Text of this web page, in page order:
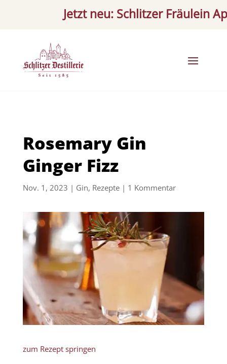
Jetzt neu: Schlitzer Fräulein
Rosemary Gin
Ginger Fizz
Nov. 1, 2023 | Gin, Rezepte| 1 Kommentar
zum Rezept springen